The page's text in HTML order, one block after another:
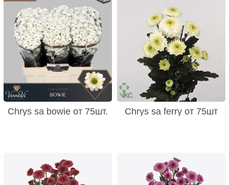
Chrys sa bowie от 75шт. Chrys sa ferry от 75шт